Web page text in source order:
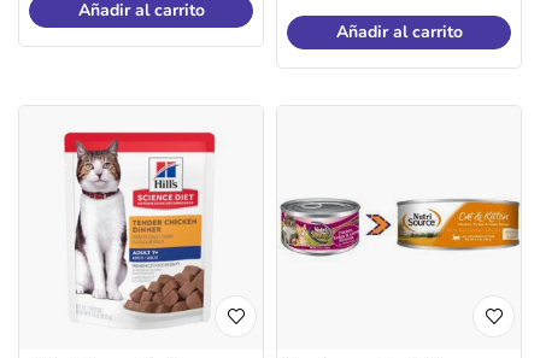
Añadir al carrito
Añadir al carrito